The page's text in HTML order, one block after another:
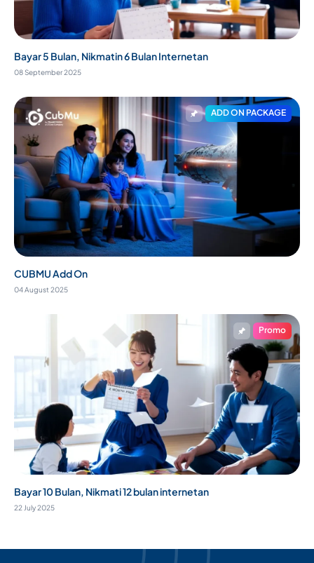
Bayar 5 Bulan, Nikmatin 6 Bulan Internetan
08 September 2025
ADD ON PACKAGE
CUBMU Add On
04 August 2025
Promo
Bayar 10 Bulan, Nikmati 12 bulan internetan
22 July 2025